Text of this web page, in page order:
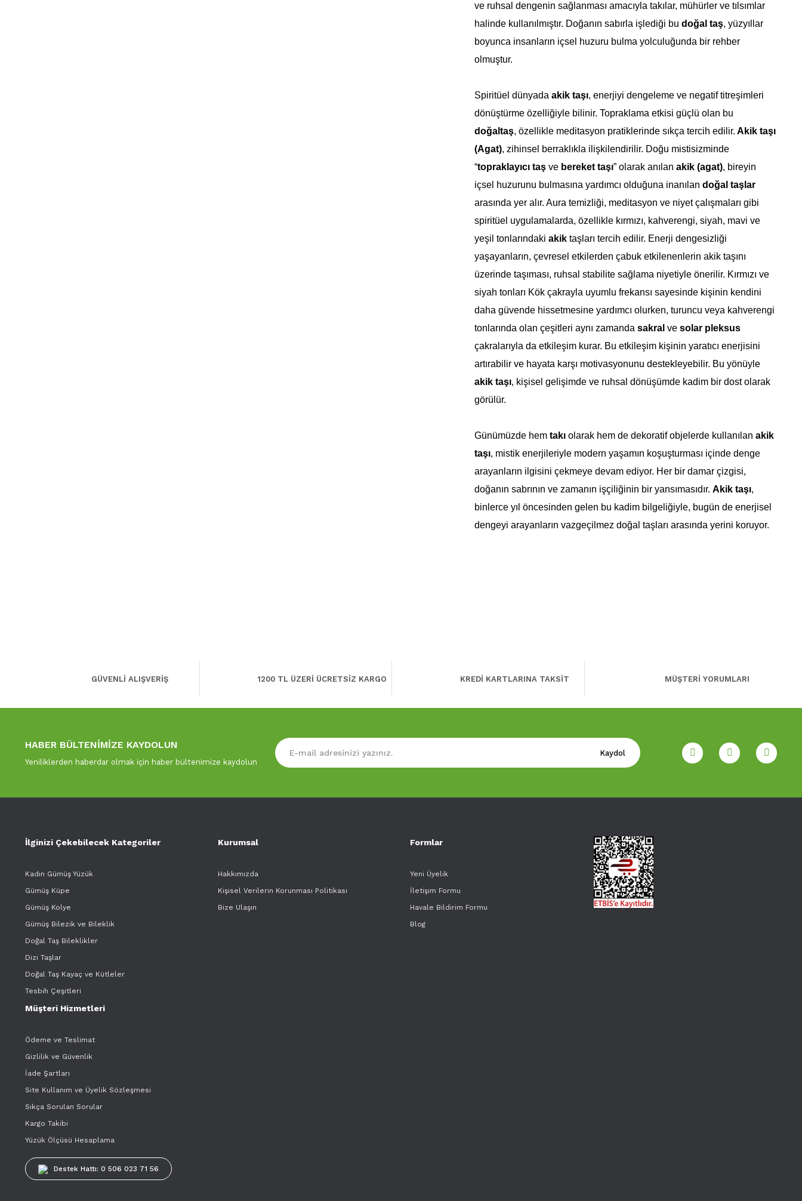
ve ruhsal dengenin sağlanması amacıyla takılar, mühürler ve tılsımlar
halinde kullanılmıştır. Doğanın sabırla işlediği bu doğal taş, yüzyıllar
boyunca insanların içsel huzuru bulma yolculuğunda bir rehber
olmuştur.
Spiritüel dünyada akik taşı, enerjiyi dengeleme ve negatif titreşimleri
dönüştürme özelliğiyle bilinir. Topraklama etkisi güçlü olan bu
doğaltaş, özellikle meditasyon pratiklerinde sıkça tercih edilir. Akik taşı
(Agat), zihinsel berraklıkla ilişkilendirilir. Doğu mistisizminde
“topraklayıcı taşve bereket taşı” olarak anılan akik (agat), bireyin
içsel huzurunu bulmasına yardımcı olduğuna inanılan doğal taşlar
arasında yer alır. Aura temizliği, meditasyon ve niyet çalışmaları gibi
spiritüel uygulamalarda, özellikle kırmızı, kahverengi, siyah, mavi ve
yeşil tonlarındaki akiktaşları tercih edilir. Enerji dengesizliği
yaşayanların, çevresel etkilerden çabuk etkilenenlerin akik taşını
üzerinde taşıması, ruhsal stabilite sağlama niyetiyle önerilir. Kırmızı ve
siyah tonları Kök çakrayla uyumlu frekansı sayesinde kişinin kendini
daha güvende hissetmesine yardımcı olurken, turuncu veya kahverengi
tonlarında olan çeşitleri aynı zamanda sakral ve solar pleksus
çakralarıyla da etkileşim kurar. Bu etkileşim kişinin yaratıcı enerjisini
artırabilir ve hayata karşı motivasyonunu destekleyebilir. Bu yönüyle
akik taşı, kişisel gelişimde ve ruhsal dönüşümde kadim bir dost olarak
görülür.
Günümüzde hem takıolarak hem de dekoratif objelerde kullanılan akik
taşı, mistik enerjileriyle modern yaşamın koşuşturması içinde denge
arayanların ilgisini çekmeye devam ediyor. Her bir damar çizgisi,
doğanın sabrının ve zamanın işçiliğinin bir yansımasıdır. Akik taşı,
binlerce yıl öncesinden gelen bu kadim bilgeliğiyle, bugün de enerjisel
dengeyi arayanların vazgeçilmez doğal taşları arasında yerini koruyor.
GÜVENLİ ALIŞVERİŞ 1200 TL ÜZERİ ÜCRETSİZ KARGO KREDİ KARTLARINA TAKSİT MÜŞTERİ YORUMLARI
HABER BÜLTENİMİZE KAYDOLUN
Yeniliklerden haberdar olmak için haber bültenimize kaydolun
Kaydol
İlginizi Çekebilecek Kategoriler
Kadın Gümüş Yüzük
Gümüş Küpe
Gümüş Kolye
Gümüş Bilezik ve Bileklik
Doğal Taş Bileklikler
Dizi Taşlar
Doğal Taş Kayaç ve Kütleler
Tesbih Çeşitleri
Kurumsal
Hakkımızda
Kişisel Verilerin Korunması Politikası
Bize Ulaşın
Formlar
Yeni Üyelik
İletişim Formu
Havale Bildirim Formu
Blog
Müşteri Hizmetleri
Ödeme ve Teslimat
Gizlilik ve Güvenlik
İade Şartları
Site Kullanım ve Üyelik Sözleşmesi
Sıkça Sorulan Sorular
Kargo Takibi
Yüzük Ölçüsü Hesaplama
Destek Hattı: 0 506 023 71 56